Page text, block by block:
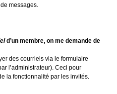
messages.
d’un membre, on me demande de
des courriels via le formulaire
l’administrateur). Ceci pour
la fonctionnalité par les invités.